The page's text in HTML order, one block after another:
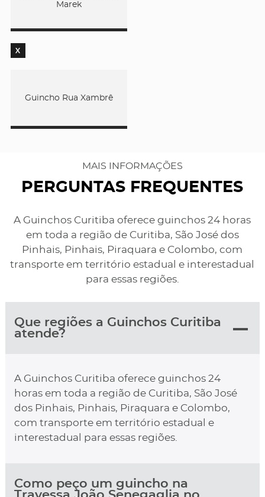
Marek
X
Guincho Rua Xambrê
MAIS INFORMAÇÕES
PERGUNTAS FREQUENTES
A Guinchos Curitiba oferece guinchos 24 horas
em toda a região de Curitiba, São José dos
Pinhais, Pinhais, Piraquara e Colombo, com
transporte em território estadual e interestadual
para essas regiões.
Que regiões a Guinchos Curitiba
atende?
A Guinchos Curitiba oferece guinchos 24
horas em toda a região de Curitiba, São José
dos Pinhais, Pinhais, Piraquara e Colombo,
com transporte em território estadual e
interestadual para essas regiões.
Como peço um guincho na